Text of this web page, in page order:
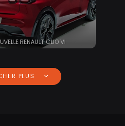
RENAULT CLIO VI
PLUS